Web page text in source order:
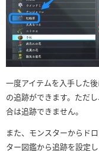
一度アイテムを入手した
の追跡ができます。ただ
合は追跡できません。
また、モンスターからド
ター図鑑から追跡を設定し